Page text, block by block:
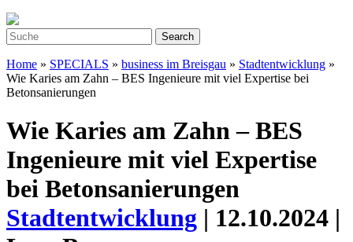
Home » SPECIALS » business im Breisgau » Stadtentwicklung »
Wie Karies am Zahn – BES Ingenieure mit viel Expertise bei
Betonsanierungen
Wie Karies am Zahn – BES
Ingenieure mit viel Expertise
bei Betonsanierungen
Stadtentwicklung | 12.10.2024 |